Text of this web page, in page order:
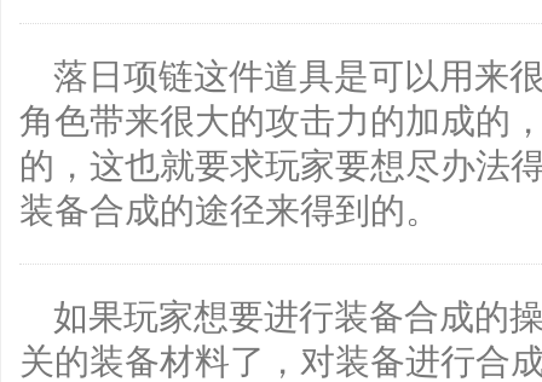
落日项链这件道具是可以用来
角色带来很大的攻击力的加成的
的，这也就要求玩家要想尽办法
装备合成的途径来得到的。
如果玩家想要进行装备合成的
关的装备材料了，对装备进行合